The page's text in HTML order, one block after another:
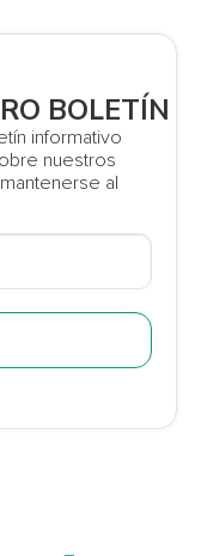
BOLETÍN
informativo
nuestros
al